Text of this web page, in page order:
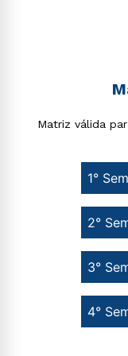
Matriz válida
1°
4°
3°
2°
autorizo que